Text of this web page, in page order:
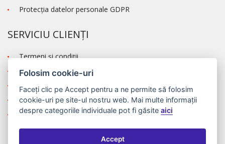
Protecţia datelor personale GDPR
SERVICIU CLIENȚI
Termeni şi condiţii
Transportul și modalitatea de plată
Reclamaţie
Autentificare
Înregistrare
Folosim cookie-uri
Faceți clic pe Accept pentru a ne permite să folosim
cookie-uri pe site-ul nostru web. Mai multe informații
despre categoriile individuale pot fi găsiteaici
Accept